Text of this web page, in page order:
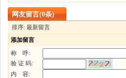
网友留言(0条)
排序: 最新留言
添加留言
称 呼:
验 证 码:
内 容: